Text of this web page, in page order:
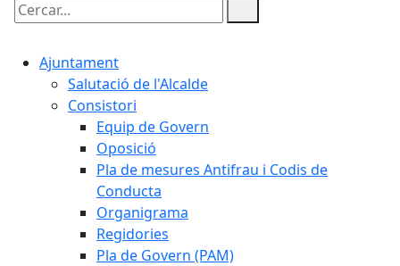
Cercar:
Ajuntament
Salutació de l'Alcalde
Consistori
Equip de Govern
Oposició
Pla de mesures Antifrau i Codis de
Conducta
Organigrama
Regidories
Pla de Govern (PAM)